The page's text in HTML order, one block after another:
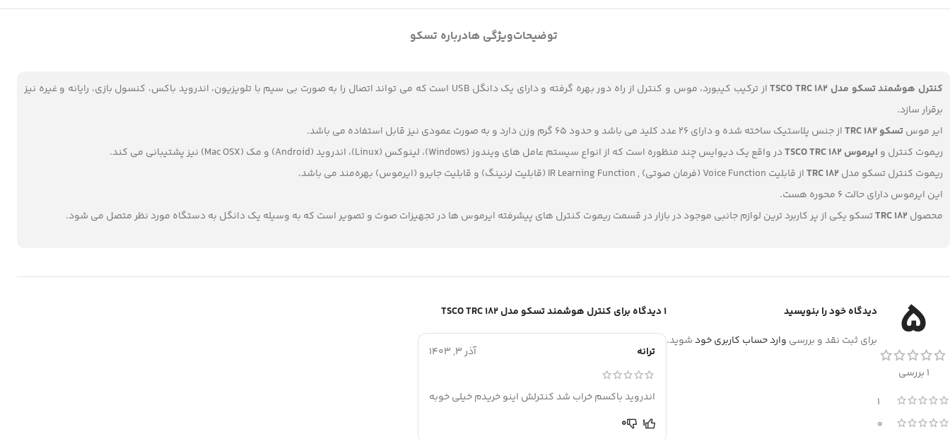
توضیحاتویژگی هادرباره تسکو
کنترل هوشمند تسکو مدل TSCO TRC 182
از ترکیب کیبورد، موس و کنترل از راه دور بهره گرفته و دارای یک دانگل USB است که می تواند اتصال را به صورت بی سیم با تلویزیون، اندروید باکس، کنسول بازی، رایانه و غیره نیز
برقرار سازد.
ایر موستسکو TRC 182
از جنس پلاستیک ساخته شده و دارای 26 عدد کلید می باشد و حدود 65 گرم وزن دارد و به صورت عمودی نیز قابل استفاده می باشد.
ریموت کنترل و ایرموس TSCO TRC 182
در واقع یک دیوایس چند منظوره است که از انواع سیستم عامل های ویندوز (Windows)، لینوکس (Linux)، اندروید (Android) و مک (Mac OSX) نیز پشتیبانی می کند.
ریموت کنترل تسکو مدلTRC 182از قابلیت Voice Function (فرمان صوتی) , IR Learning Function (قابلیت لرنینگ) و قابلیت جایرو (ایرموس) بهره‌مند می باشد.
این ایرموس دارای حالت 6 محوره هست.
محصول
تسکو یکی از پر کاربرد ترین لوازم جانبی موجود در بازار در قسمت ریموت کنترل های پیشرفته ایرموس ها در تجهیزات صوت و تصویر است که به وسیله یک دانگل به دستگاه مورد نظر متصل می شود.
5
1 بررسی
1
0
1 دیدگاه برای کنترل هوشمند تسکو مدل TSCO TRC 182
ترانه آذر 3, 1403
اندروید باکسم خراب شد کنترلش اینو خریدم خیلی خوبه
1
0
دیدگاه خود را بنویسید
برای ثبت نقد و بررسی وارد حساب کاربری خودشوید.